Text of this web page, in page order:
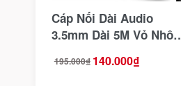
Cáp Nối Dài Audio
3.5mm Dài 5M Vỏ
195.000₫
Giá 140.000₫
Giá